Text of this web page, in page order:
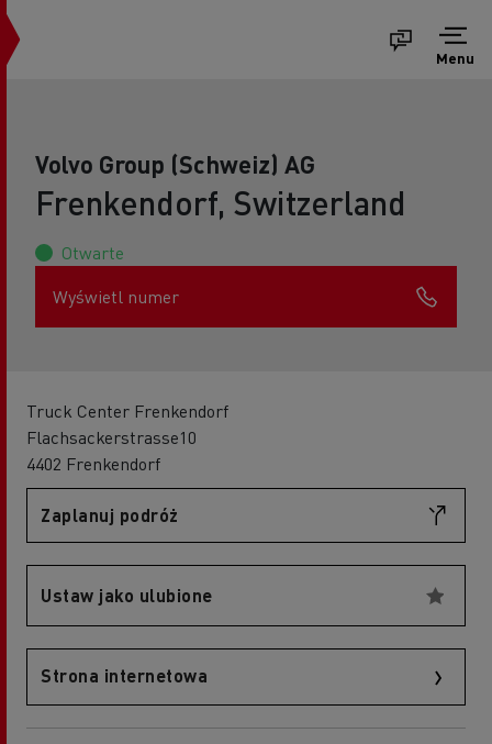
Menu
Volvo Group (Schweiz) AG
Frenkendorf, Switzerland
Otwarte
Wyświetl numer
Truck Center Frenkendorf
Flachsackerstrasse10
4402 Frenkendorf
Zaplanuj podróż
Ustaw jako ulubione
Strona internetowa